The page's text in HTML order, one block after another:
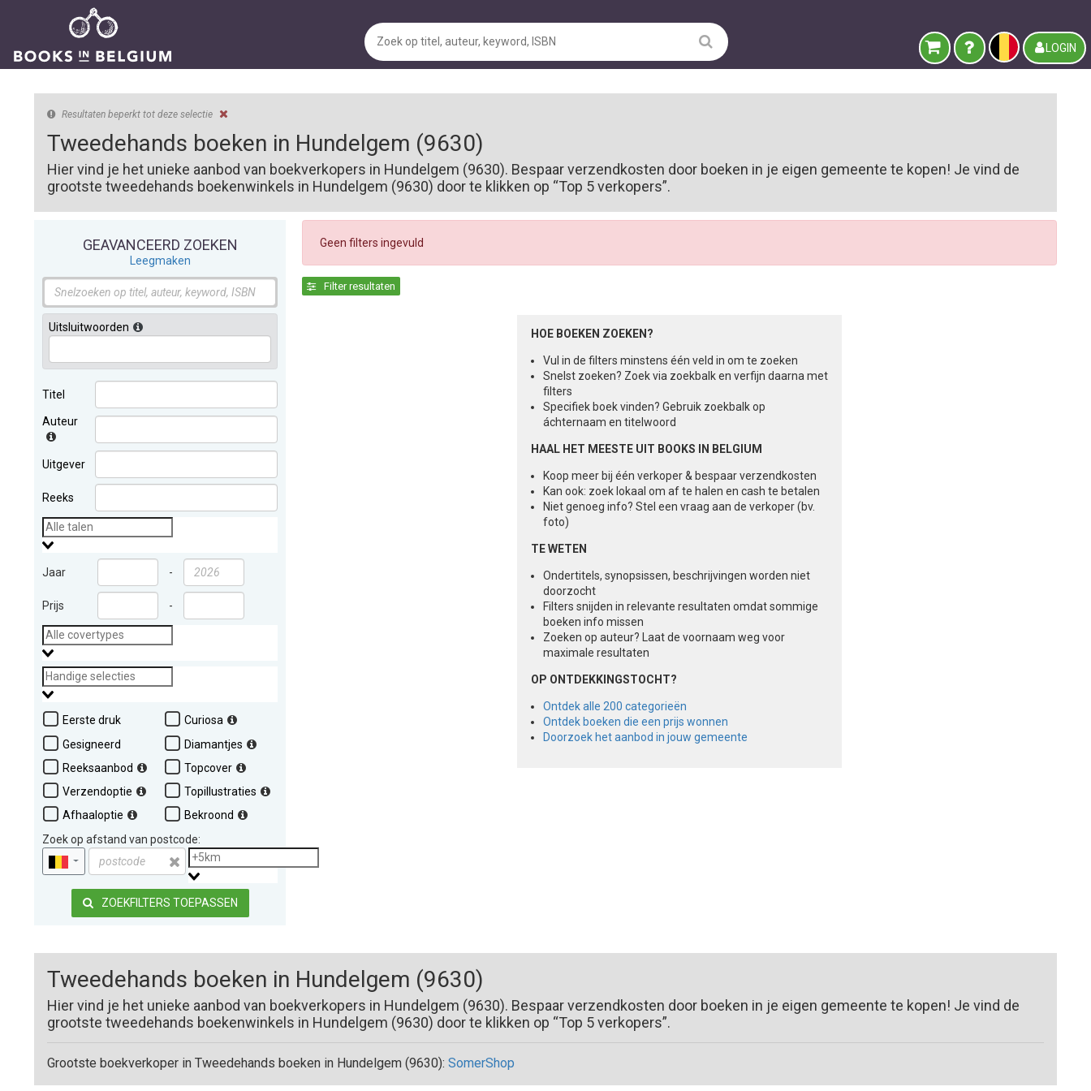
LOGIN
Resultaten beperkt tot deze selectie
Tweedehands boeken in Hundelgem (9630)
Hier vind je het unieke aanbod van boekverkopers in Hundelgem (9630). Bespaar verzendkosten door boeken in je eigen gemeente te kopen! Je vind de
grootste tweedehands boekenwinkels in Hundelgem (9630) door te klikken op “Top 5 verkopers”.
GEAVANCEERD ZOEKEN
Leegmaken
Uitsluitwoorden
Titel
Auteur
Uitgever
Reeks
Jaar -
Prijs -
Eerste druk
Gesigneerd
Reeksaanbod
Verzendoptie
Afhaaloptie
Curiosa
Diamantjes
Topcover
Topillustraties
Bekroond
Zoek op afstand van postcode:
ZOEKFILTERS TOEPASSEN
Geen filters ingevuld
Filter resultaten
HOE BOEKEN ZOEKEN?
Vul in de filters minstens één veld in om te zoeken
Snelst zoeken? Zoek via zoekbalk en verfijn daarna met
filters
Specifiek boek vinden? Gebruik zoekbalk op
áchternaam en titelwoord
HAAL HET MEESTE UIT BOOKS IN BELGIUM
Koop meer bij één verkoper & bespaar verzendkosten
Kan ook: zoek lokaal om af te halen en cash te betalen
Niet genoeg info? Stel een vraag aan de verkoper (bv.
foto)
TE WETEN
Ondertitels, synopsissen, beschrijvingen worden niet
doorzocht
Filters snijden in relevante resultaten omdat sommige
boeken info missen
Zoeken op auteur? Laat de voornaam weg voor
maximale resultaten
OP ONTDEKKINGSTOCHT?
Ontdek alle 200 categorieën
Ontdek boeken die een prijs wonnen
Doorzoek het aanbod in jouw gemeente
Tweedehands boeken in Hundelgem (9630)
Hier vind je het unieke aanbod van boekverkopers in Hundelgem (9630). Bespaar verzendkosten door boeken in je eigen gemeente te kopen! Je vind de
grootste tweedehands boekenwinkels in Hundelgem (9630) door te klikken op “Top 5 verkopers”.
Grootste boekverkoper in Tweedehands boeken in Hundelgem (9630): SomerShop